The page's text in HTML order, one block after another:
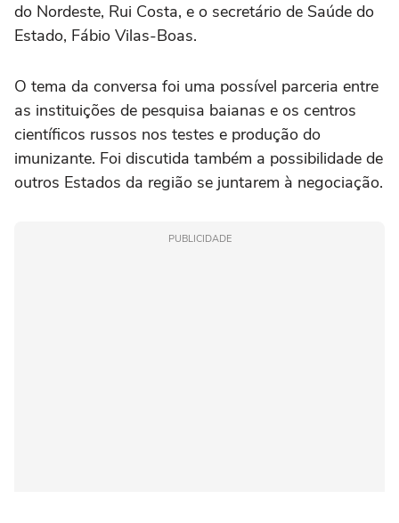
do Nordeste, Rui Costa, e o secretário de Saúde do
Estado, Fábio Vilas-Boas.
O tema da conversa foi uma possível parceria entre
as instituições de pesquisa baianas e os centros
científicos russos nos testes e produção do
imunizante. Foi discutida também a possibilidade de
outros Estados da região se juntarem à negociação.
PUBLICIDADE